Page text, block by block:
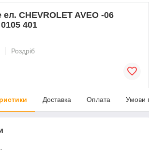
ел. CHEVROLET AVEO -06
401
Роздріб
Доставка Оплата Умови